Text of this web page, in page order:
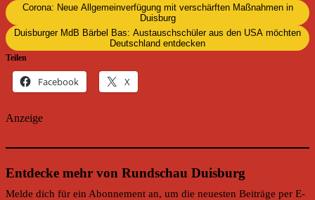
Corona: Neue Allgemeinverfügung mit verschärften Maßnahmen in
Duisburg
Duisburger MdB Bärbel Bas: Austauschschüler aus den USA möchten
Deutschland entdecken
Teilen
Facebook X
Anzeige
Entdecke mehr von Rundschau Duisburg
Melde dich für ein Abonnement an, um die neuesten Beiträge per E-